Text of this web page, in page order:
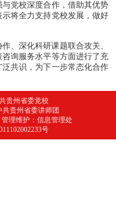
党校深度合作，借助其优势
将全力支持党校发展，做好
、深化科研课题联合攻关、
询服务水平等方面进行了充
共识，为下一步常态化合作
贵州省委党校
贵州省委讲师团
管理维护：信息管理处
号